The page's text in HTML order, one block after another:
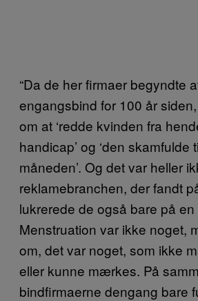
“Da de her firmaer begyndte
engangsbind for 100 år
om at ‘redde kvinden fra
handicap’ og ‘den skamfulde
måneden’. Og det var heller
reklamebranchen, der fandt
lukrerede de også bare på
Menstruation var ikke noget,
om, det var noget, som ikke
eller kunne mærkes. På
bindfirmaerne dengang bare